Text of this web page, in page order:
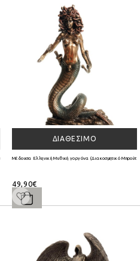
ΔΙΑΘΈΣΙΜΟ
Μέδουσα Ελληνική Μυθική γοργόνα (Διακοσμητικό
49,90€